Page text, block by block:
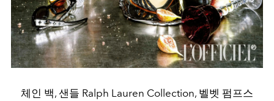
체인 백, 샌들 Ralph Lauren Collection, 벨벳 펌프스